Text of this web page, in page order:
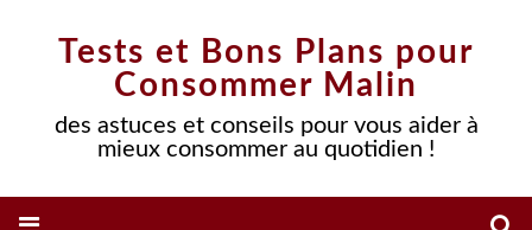
Tests et Bons Plans pour
Consommer Malin
des astuces et conseils pour vous aider à
mieux consommer au quotidien !